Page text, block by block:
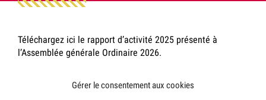
Gérer le consentement aux cookies
Téléchargez ici le rapport d’activité 2025 présenté à
l’Assemblée générale Ordinaire 2026.